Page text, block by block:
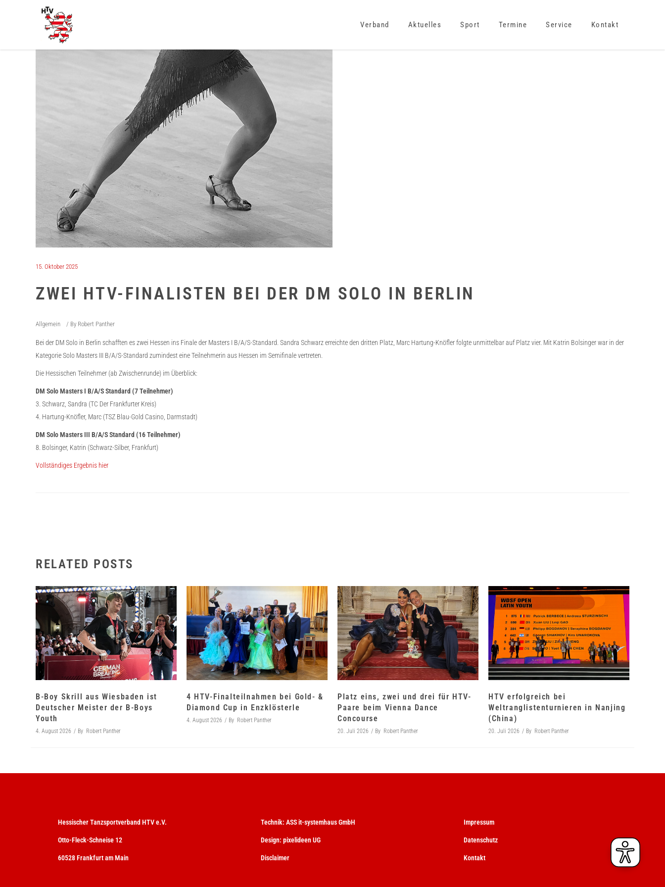
Verband Aktuelles Sport Termine Service Kontakt
15. Oktober 2025
ZWEI HTV-FINALISTEN BEI DER DM SOLO IN BERLIN
Allgemein By Robert Panther
Bei der DM Solo in Berlin schafften es zwei Hessen ins Finale der Masters I B/A/S-Standard. Sandra Schwarz erreichte den dritten Platz, Marc Hartung-Knöfler folgte unmittelbar auf Platz vier. Mit Katrin Bolsinger war in der
Kategorie Solo Masters III B/A/S-Standard zumindest eine Teilnehmerin aus Hessen im Semifinale vertreten.
Die Hessischen Teilnehmer (ab Zwischenrunde) im Überblick:
DM Solo Masters I B/A/S Standard (7 Teilnehmer)
3. Schwarz, Sandra (TC Der Frankfurter Kreis)
4. Hartung-Knöfler, Marc (TSZ Blau-Gold Casino, Darmstadt)
DM Solo Masters III B/A/S Standard (16 Teilnehmer)
8. Bolsinger, Katrin (Schwarz-Silber, Frankfurt)
Vollständiges Ergebnis hier
RELATED POSTS
B-Boy Skrill aus Wiesbaden ist
Deutscher Meister der B-Boys
Youth
4. August 2026 By Robert Panther
4 HTV-Finalteilnahmen bei Gold- &
Diamond Cup in Enzklösterle
4. August 2026 By Robert Panther
Platz eins, zwei und drei für HTV-
Paare beim Vienna Dance
Concourse
20. Juli 2026 By Robert Panther
HTV erfolgreich bei
Weltranglistenturnieren in Nanjing
(China)
20. Juli 2026 By Robert Panther
Hessischer Tanzsportverband HTV e.V.
Otto-Fleck-Schneise 12
60528 Frankfurt am Main
Technik: ASS it-systemhaus GmbH
Design: pixelideen UG
Disclaimer
Impressum
Datenschutz
Kontakt